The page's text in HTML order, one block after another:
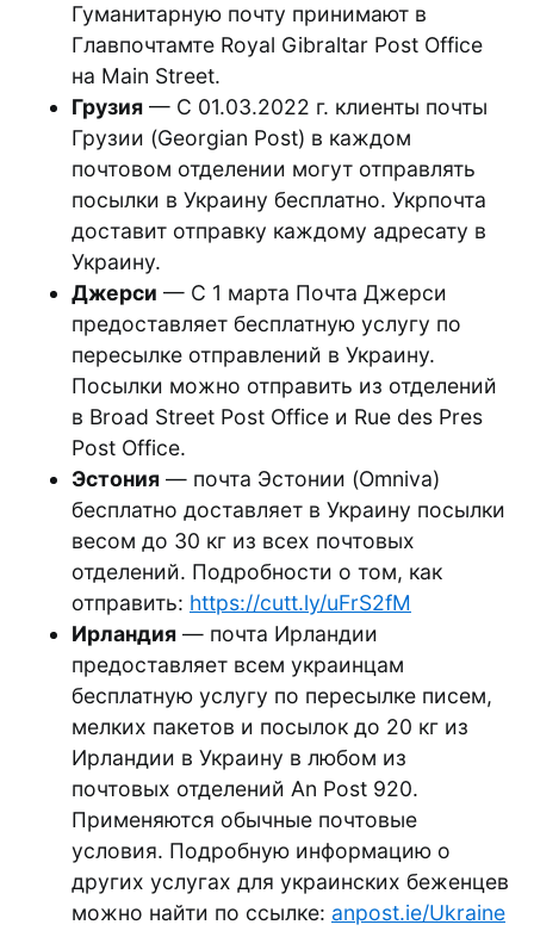
Гуманитарную почту принимают в
Главпочтамте Royal Gibraltar Post Office
на Main Street.
Грузия — С 01.03.2022 г. клиенты почты
Грузии (Georgian Post) в каждом
почтовом отделении могут отправлять
посылки в Украину бесплатно. Укрпочта
доставит отправку каждому адресату в
Украину.
Джерси — С 1 марта Почта Джерси
предоставляет бесплатную услугу по
пересылке отправлений в Украину.
Посылки можно отправить из отделений
в Broad Street Post Office и Rue des Pres
Post Office.
Эстония — почта Эстонии (Omniva)
бесплатно доставляет в Украину посылки
весом до 30 кг из всех почтовых
отделений. Подробности о том, как
отправить: https://cutt.ly/uFrS2fM
Ирландия — почта Ирландии
предоставляет всем украинцам
бесплатную услугу по пересылке писем,
мелких пакетов и посылок до 20 кг из
Ирландии в Украину в любом из
почтовых отделений An Post 920.
Применяются обычные почтовые
условия. Подробную информацию о
других услугах для украинских беженцев
можно найти по ссылке: anpost.ie/Ukraine